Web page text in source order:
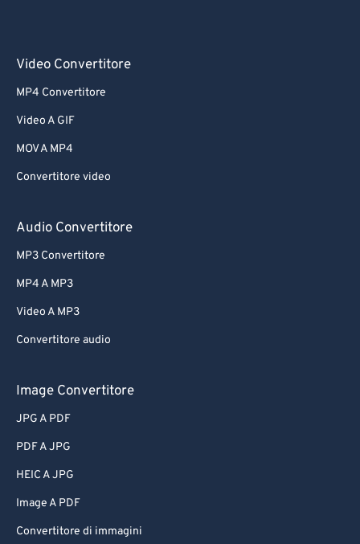
Video Convertitore
MP4 Convertitore
Video A GIF
MOV A MP4
Convertitore video
Audio Convertitore
MP3 Convertitore
MP4 A MP3
Video A MP3
Convertitore audio
Image Convertitore
JPG A PDF
PDF A JPG
HEIC A JPG
Image A PDF
Convertitore di immagini